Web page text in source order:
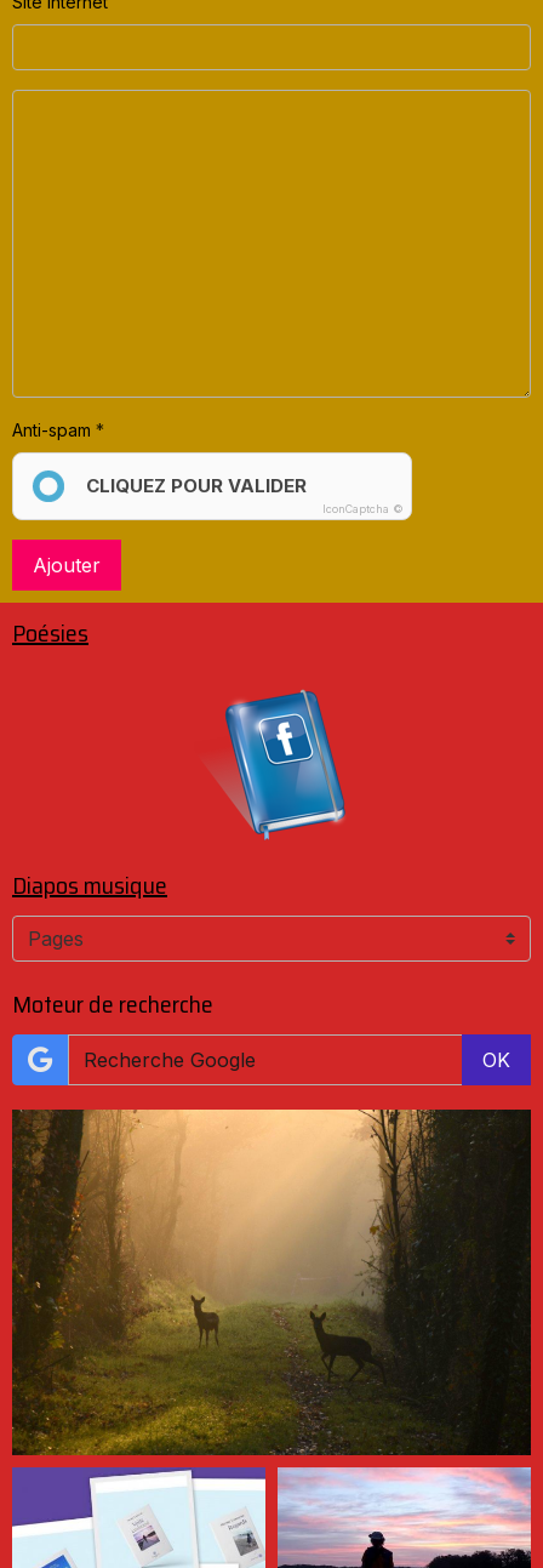
Anti-spam
CLIQUEZ POUR VALIDER
IconCaptcha ©
Ajouter
Poésies
Diapos musique
Moteur de recherche
OK